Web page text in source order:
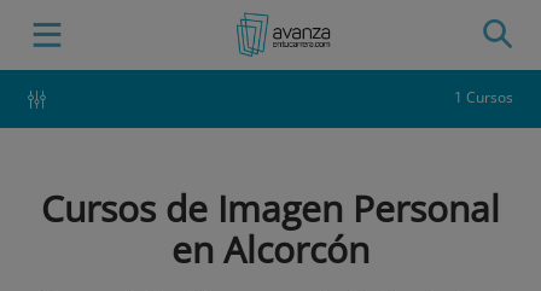
1 Cursos
Cursos de Imagen Personal
en Alcorcón